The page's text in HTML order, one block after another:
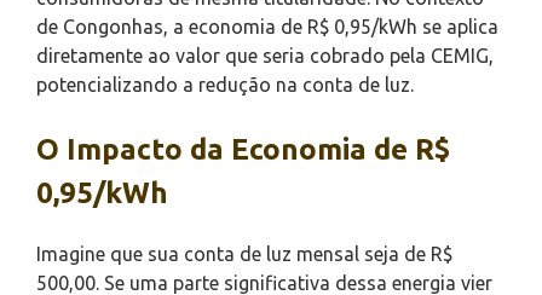
de Congonhas, a economia de R$ 0,95/kWh se aplica
diretamente ao valor que seria cobrado pela CEMIG,
potencializando a redução na conta de luz.
O Impacto da Economia de R$
0,95/kWh
Imagine que sua conta de luz mensal seja de R$
500,00. Se uma parte significativa dessa energia vier